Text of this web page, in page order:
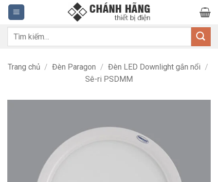
Bỏ
qua
nội
dung
Tìm
Trang chủ / Đèn Paragon / Đèn LED Downlight gắn nổi /
Sê-ri PSDMM